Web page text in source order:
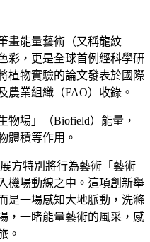
畫能量藝術（又稱龍紋
彩，更是全球首例經科學研
植物實驗的論文發表於國際
農業組織（FAO）收錄。
物場」（Biofield）能量，
體積等作用。
方特別將行為藝術「藝術
機場動線之中。這項創新舉
是一場感知大地脈動，洗滌
，一睹能量藝術的風采，感
。